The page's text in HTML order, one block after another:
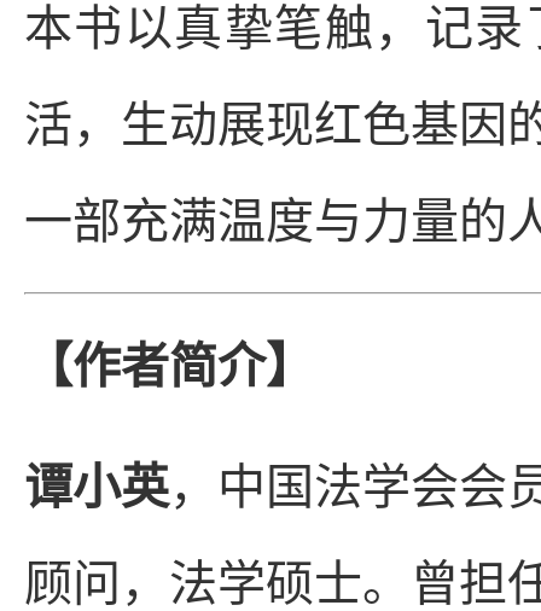
本书以真挚笔触，记
活，生动展现红色基因
一部充满温度与力量的
【作者简介】
谭小英，中国法学会会
顾问，法学硕士。曾担